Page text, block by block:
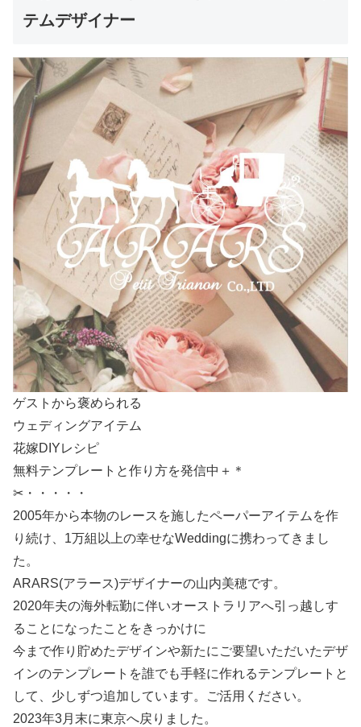
テムデザイナー
ゲストから褒められる
ウェディングアイテム
花嫁DIYレシピ
無料テンプレートと作り方を発信中＋＊
✂・・・・・
2005年から本物のレースを施したペーパーアイテムを作
り続け、1万組以上の幸せなWeddingに携わってきまし
た。
ARARS(アラース)デザイナーの山内美穂です。
2020年夫の海外転勤に伴いオーストラリアへ引っ越しす
ることになったことをきっかけに
今まで作り貯めたデザインや新たにご要望いただいたデザ
インのテンプレートを誰でも手軽に作れるテンプレートと
して、少しずつ追加しています。ご活用ください。
2023年3月末に東京へ戻りました。